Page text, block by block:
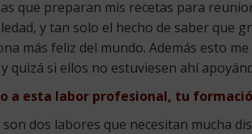
que preparan mis recetas para
y tan solo el hecho de saber que
más feliz del mundo. Además esto
quizá si ellos no estuviesen ahí
a esta labor profesional, tu
son dos labores que necesitan mucha